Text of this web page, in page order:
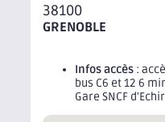
38100
GRENOBLE
Infos accès :
bus C6 et 12 6
Gare SNCF